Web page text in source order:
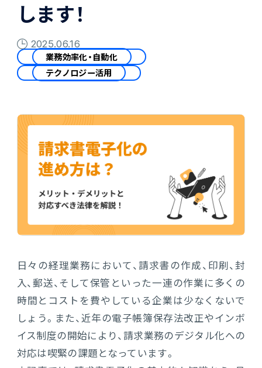
ブランドコア
PROACTIVE AI
機能
会計
財務会計
債権管理
債務管理
手形管理
リース資産管理
CO₂排出量算定
「CO×COカルテ（ココカルテ）」
オファリング
業務特化型オファリング
人事・給与 PROACTIVE People
販売管理 PROACTIVE Sales
生産管理 PROACTIVE Production
業界特化型オファリング
卸売・商社 PROACTIVE Wholesale & Trade
素材・素材加工 PROACTIVE Material Process
電機・機械 PROACTIVE Electrical Machinery
お役立ち情報
よくあるご質問
コラム
特集記事
製品関連動画
します！
2025.06.16
業務効率化・自動化
テクノロジー活用
日々の経理業務において、請求書の作成、印刷、封
入、郵送、そして保管といった一連の作業に多くの
時間とコストを費やしている企業は少なくないで
しょう。また、近年の電子帳簿保存法改正やインボ
イス制度の開始により、請求業務のデジタル化への
対応は喫緊の課題となっています。